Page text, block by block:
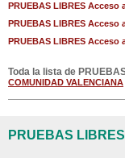
PRUEBAS LIBRES
PRUEBAS LIBRES Acceso
PRUEBAS LIBRES Acceso
Toda la lista de
COMUNIDAD VALENCIANA
PRUEBAS